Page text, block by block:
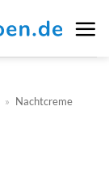
» Nachtcreme